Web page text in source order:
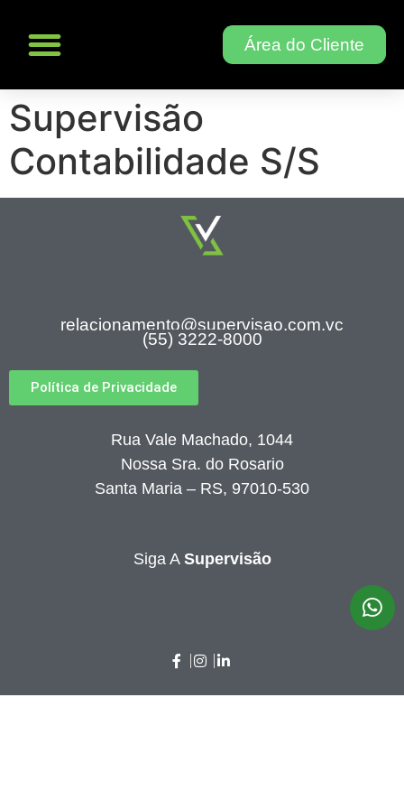
Área do Cliente
Supervisão
Contabilidade S/S
relacionamento@supervisao.com.vc
(55) 3222-8000
Política de Privacidade
Rua Vale Machado, 1044
Nossa Sra. do Rosario
Santa Maria – RS, 97010-530
Siga A Supervisão